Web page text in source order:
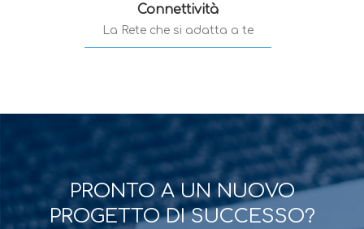
Connettività
La Rete che si adatta a te
PRONTO A UN NUOVO
PROGETTO DI SUCCESSO?